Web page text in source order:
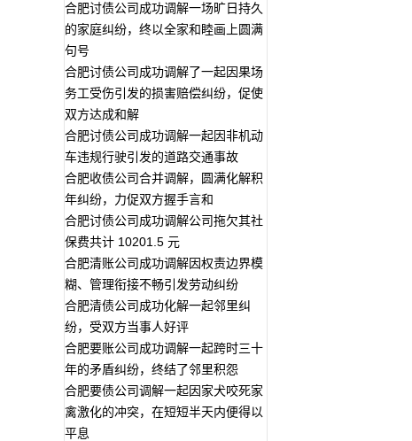
合肥讨债公司成功调解一场旷日持久
的家庭纠纷，终以全家和睦画上圆满
句号
合肥讨债公司成功调解了一起因果场
务工受伤引发的损害赔偿纠纷，促使
双方达成和解
合肥讨债公司成功调解一起因非机动
车违规行驶引发的道路交通事故
合肥收债公司合并调解，圆满化解积
年纠纷，力促双方握手言和
合肥讨债公司成功调解公司拖欠其社
保费共计 10201.5 元
合肥清账公司成功调解因权责边界模
糊、管理衔接不畅引发劳动纠纷
合肥清债公司成功化解一起邻里纠
纷，受双方当事人好评
合肥要账公司成功调解一起跨时三十
年的矛盾纠纷，终结了邻里积怨
合肥要债公司调解一起因家犬咬死家
禽激化的冲突，在短短半天内便得以
平息